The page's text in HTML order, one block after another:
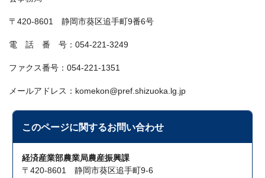
〒420-8601 静岡市葵区追手町9番6号
電 話 番 号：054-221-3249
ファクス番号：054-221-1351
メールアドレス：komekon@pref.shizuoka.lg.jp
このページに関するお問い合わせ
経済産業部農業局農産振興課
〒420-8601 静岡市葵区追手町9-6